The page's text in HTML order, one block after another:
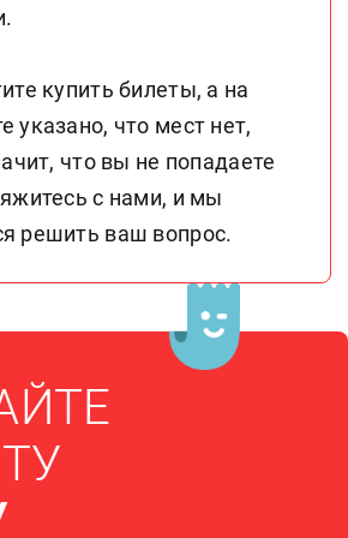
купить билеты, а на
указано, что мест нет,
что вы не попадаете
с нами, и мы
решить ваш вопрос.